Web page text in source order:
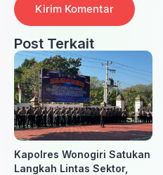
Post Terkait
Kapolres Wonogiri Satukan
Langkah Lintas Sektor,